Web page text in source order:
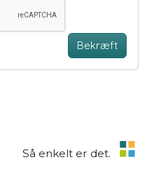
Bekræft
Så enkelt er det.